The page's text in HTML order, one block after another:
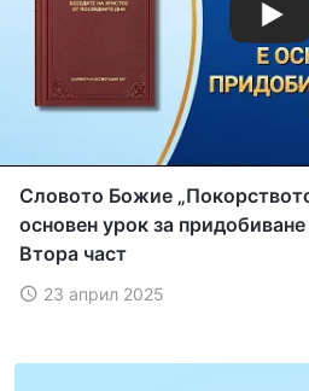
Словото Божие
основен урок за придобиване
Втора част
23 април 2025